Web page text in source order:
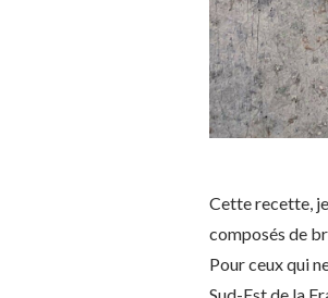
Cette recette,
composés de
Pour ceux qui